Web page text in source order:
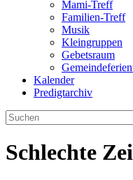
Mami-Treff
Familien-Treff
Musik
Kleingruppen
Gebetsraum
Kalender
Predigtarchiv
Schlechte